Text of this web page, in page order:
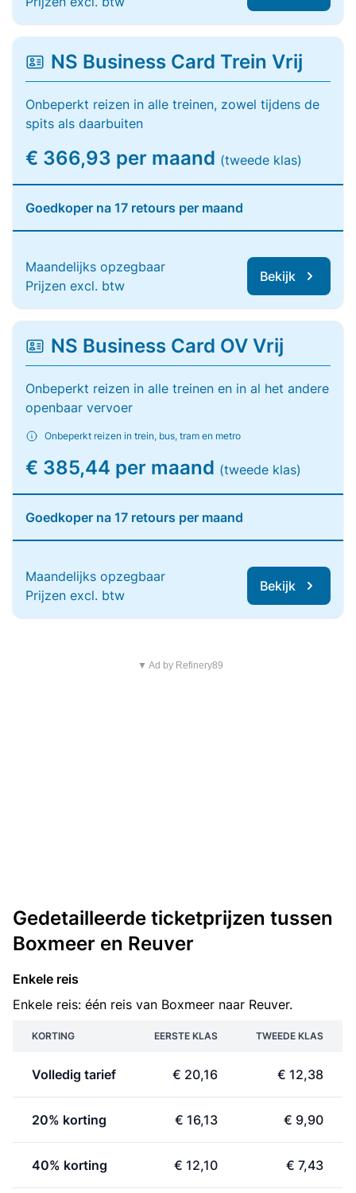
NS Business Card Trein Vrij
Onbeperkt reizen in alle treinen, zowel tijdens de
spits als daarbuiten
€ 366,93 per maand (tweede klas)
Goedkoper na 17 retours per maand
Maandelijks opzegbaar
Prijzen excl. btw
Bekijk
NS Business Card OV Vrij
Onbeperkt reizen in alle treinen en in al het andere
openbaar vervoer
Onbeperkt reizen in trein, bus, tram en metro
€ 385,44 per maand (tweede klas)
Goedkoper na 17 retours per maand
Maandelijks opzegbaar
Prijzen excl. btw
Bekijk
▼ Ad by Refinery89
Gedetailleerde ticketprijzen tussen
Boxmeer en Reuver
Enkele reis
Enkele reis: één reis van Boxmeer naar Reuver.
KORTING EERSTE KLAS TWEEDE KLAS
Volledig tarief € 20,16 € 12,38
20% korting € 16,13 € 9,90
40% korting € 12,10 € 7,43